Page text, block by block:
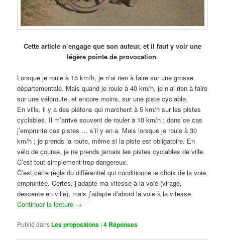
Cette article n’engage que son auteur, et il faut y voir une
légère pointe de provocation.
Lorsque je roule à 15 km/h, je n’ai rien à faire sur une grosse
départementale. Mais quand je roule à 40 km/h, je n’ai rien à faire
sur une véloroute, et encore moins, sur une piste cyclable.
En ville, il y a des piétons qui marchent à 5 km/h sur les pistes
cyclables. Il m’arrive souvent de rouler à 10 km/h ; dans ce cas
j’emprunte ces pistes … s’il y en a. Mais lorsque je roule à 30
km/h ; je prends la route, même si la piste est obligatoire. En
vélo de course, je ne prends jamais les pistes cyclables de ville.
C’est tout simplement trop dangereux.
C’est cette règle du différentiel qui conditionne le choix de la voie
empruntée. Certes, j’adapte ma vitesse à la voie (virage,
descente en ville), mais j’adapte d’abord la voie à la vitesse.
Continuer la lecture →
Publié dans Les propositions |4 Réponses